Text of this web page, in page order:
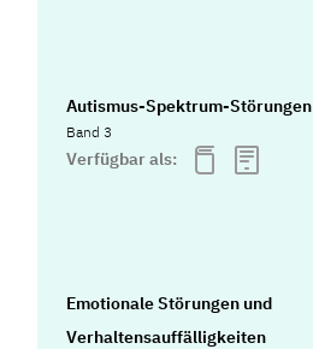
Autismus-Spektrum-Störungen
Band 3
Verfügbar als:
Emotionale Störungen und
Verhaltensauffälligkeiten